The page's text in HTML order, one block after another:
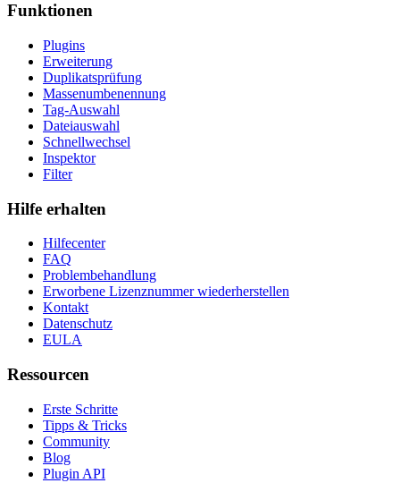
Funktionen
Plugins
Erweiterung
Duplikatsprüfung
Massenumbenennung
Tag-Auswahl
Dateiauswahl
Schnellwechsel
Inspektor
Filter
Hilfe erhalten
Hilfecenter
FAQ
Problembehandlung
Erworbene Lizenznummer wiederherstellen
Kontakt
Datenschutz
EULA
Ressourcen
Erste Schritte
Tipps & Tricks
Community
Blog
Plugin API